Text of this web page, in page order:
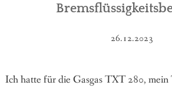
26.12.2023
Ich hatte für die Gasgas TXT 280,